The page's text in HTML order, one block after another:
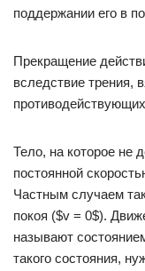
поддержании его в
Прекращение
вследствие трения,
Тело, на которое не
постоянной
Частным случаем
покоя ($v = 0$).
называют
такого состояния,